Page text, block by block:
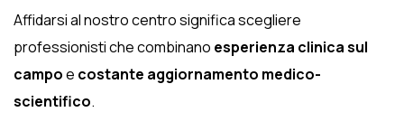
Affidarsi al nostro centro significa scegliere
professionisti che combinano esperienza clinica sul
campoe costante aggiornamento medico-
scientifico.